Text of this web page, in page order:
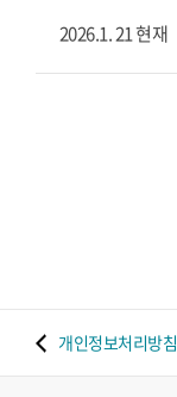
2026.1. 21 현재
개인정보처리방침